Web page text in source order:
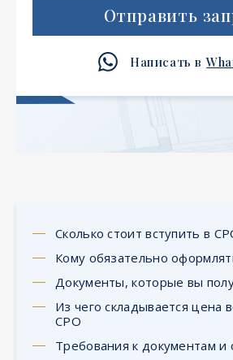
Отправить
Написать в
Сколько стоит вступить в
Кому обязательно
Документы, которые вы
Из чего складывается цена
СРО
Требования к документам и